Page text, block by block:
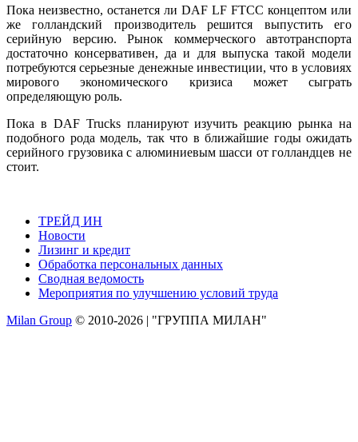
Пока неизвестно, останется ли DAF LF FTCC концептом или
же голландский производитель решится выпустить его
серийную версию. Рынок коммерческого автотранспорта
достаточно консервативен, да и для выпуска такой модели
потребуются серьезные денежные инвестиции, что в условиях
мирового экономического кризиса может сыграть
определяющую роль.
Пока в DAF Trucks планируют изучить реакцию рынка на
подобного рода модель, так что в ближайшие годы ожидать
серийного грузовика с алюминиевым шасси от голландцев не
стоит.
ТРЕЙД ИН
Новости
Лизинг и кредит
Обработка персональных данных
Сводная ведомость
Мероприятия по улучшению условий труда
Milan Group © 2010-2026 | "ГРУППА МИЛАН"